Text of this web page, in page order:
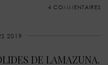
4 COMMENTAIRES
2019
DE LAMAZUNA.